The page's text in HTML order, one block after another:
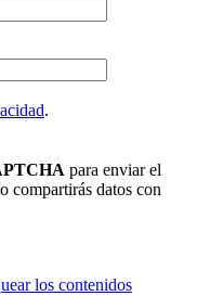
.
para enviar el
compartirás datos con
los contenidos